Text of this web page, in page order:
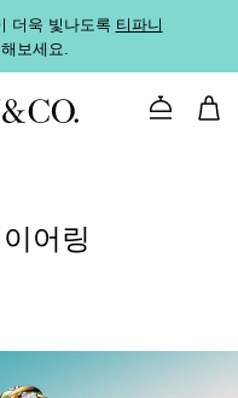
더욱 빛나도록 티파니
보세요.
문의하기
어링